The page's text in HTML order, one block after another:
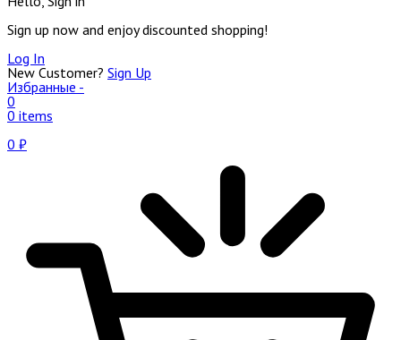
Sign up now and enjoy discounted shopping!
Log In
New Customer? Sign Up
Избранные -
0
0 items
0 ₽